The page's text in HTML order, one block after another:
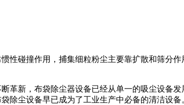
碰撞作用，捕集细粒粉尘主要靠扩散和筛分作
新，布袋除尘器设备已经从单一的吸尘设备发
除尘设备早已成为了工业生产中必备的清洁设备